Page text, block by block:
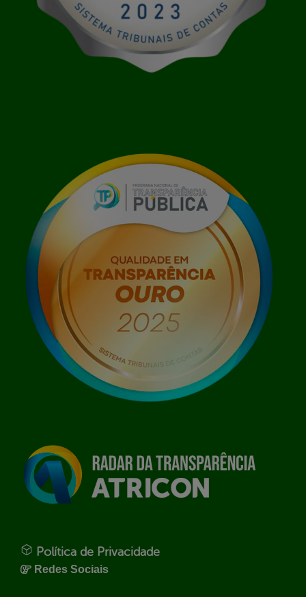
Política de Privacidade
Redes Sociais